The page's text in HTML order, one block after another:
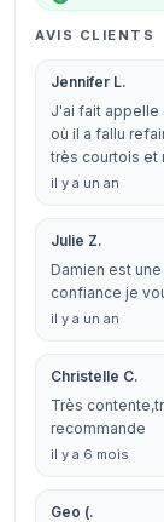
AVIS CLIENTS
Jennifer L.
J'ai fait appelle
où il a fallu
très courtois et
il y a un an
Julie Z.
Damien est
confiance je
il y a un an
Christelle C.
Très
recommande
il y a 6 mois
Geo (.